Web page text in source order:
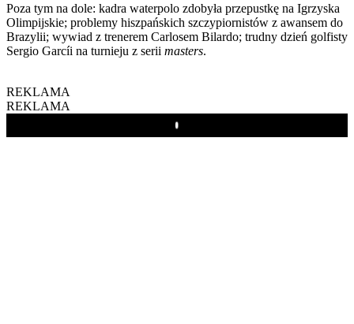
Poza tym na dole: kadra waterpolo zdobyła przepustkę na Igrzyska
Olimpijskie; problemy hiszpańskich szczypiornistów z awansem do
Brazylii; wywiad z trenerem Carlosem Bilardo; trudny dzień golfisty
Sergio Garcíi na turnieju z serii masters.
REKLAMA
REKLAMA
Play